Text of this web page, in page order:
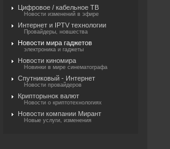
Цифровое / кабельное ТВ
Новости изменений в эфире
Интернет и IPTV технологии
Провайдеры, новшества
Новости мира гаджетов
электроника и гаджеты
Новости киномира
Новинки в мире синематографа
Спутниковый - Интернет
Новости провайдеров
Крипторынок валют
Новости о криптотехнологиях
Новости компании Мирант
Новые услуги, изменения